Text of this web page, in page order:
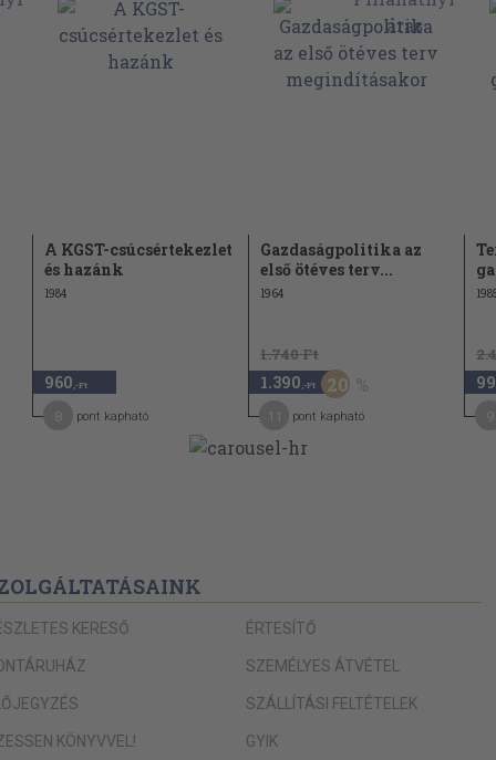
A KGST-csúcsértekezlet
és hazánk
1984
960 ,-Ft
pont kapható
Gazdaságpolitika az
első ötéves terv...
1964
1.740 Ft
1.390 ,-Ft 20
pont kapható
1985
KERESŐ
KÖNYVVEL!
ÉRTESÍTŐ
SZEMÉLYES ÁTVÉTEL
SZÁLLÍTÁSI FELTÉTELEK
GYIK